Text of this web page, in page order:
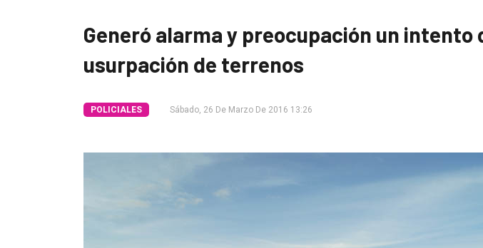
Entrevistas
Fúnebres
Generó alarma y preocupación un intento
usurpación de terrenos
POLICIALES Sábado, 26 De Marzo De 2016 13:26